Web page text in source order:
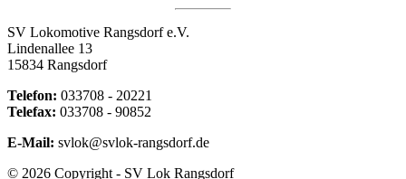
SV Lokomotive Rangsdorf e.V.
Lindenallee 13
15834 Rangsdorf
Telefon: 033708 - 20221
Telefax: 033708 - 90852
E-Mail: svlok@svlok-rangsdorf.de
© 2026 Copyright - SV Lok Rangsdorf